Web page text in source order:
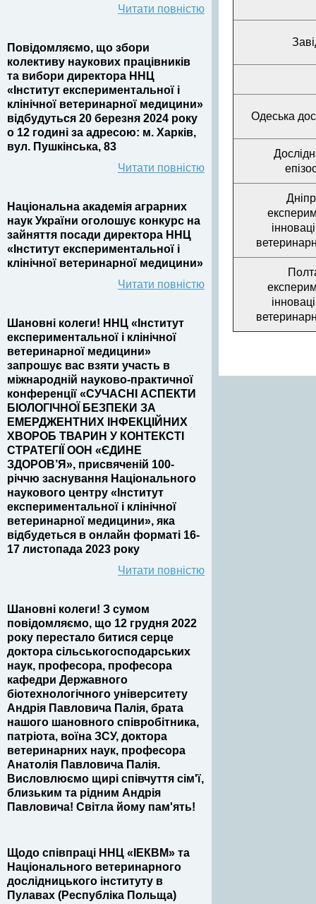
Одеська
Читати повністю
Повідомляємо, що збори
колективу наукових працівників
та вибори директора ННЦ
«Інститут експериментальної і
клінічної ветеринарної медицини»
відбудуться 20 березня 2024 року
о 12 годині за адресою: м. Харків,
вул. Пушкінська, 83
Читати повністю
Національна академія аграрних
наук України оголошує конкурс на
зайняття посади директора ННЦ
«Інститут експериментальної і
клінічної ветеринарної медицини»
Читати повністю
Шановні колеги! ННЦ «Інститут
експериментальної і клінічної
ветеринарної медицини»
запрошує вас взяти участь в
міжнародній науково-практичної
конференції «СУЧАСНІ АСПЕКТИ
БІОЛОГІЧНОЇ БЕЗПЕКИ ЗА
ЕМЕРДЖЕНТНИХ ІНФЕКЦІЙНИХ
ХВОРОБ ТВАРИН У КОНТЕКСТІ
СТРАТЕГІЇ ООН «ЄДИНЕ
ЗДОРОВ’Я», присвяченій 100-
річчю заснування Національного
наукового центру «Інститут
експериментальної і клінічної
ветеринарної медицини», яка
відбудеться в онлайн форматі 16-
17 листопада 2023 року
Читати повністю
Шановні колеги! З сумом
повідомляємо, що 12 грудня 2022
року перестало битися серце
доктора сільськогосподарських
наук, професора, професора
кафедри Державного
біотехнологічного університету
Андрія Павловича Палія, брата
нашого шановного співробітника,
патріота, воїна ЗСУ, доктора
ветеринарних наук, професора
Анатолія Павловича Палія.
Висловлюємо щирі співчуття сім'ї,
близьким та рідним Андрія
Павловича! Світла йому пам'ять!
Щодо співпраці ННЦ «ІЕКВМ» та
Національного ветеринарного
дослідницького інституту в
Пулавах (Республіка Польща)